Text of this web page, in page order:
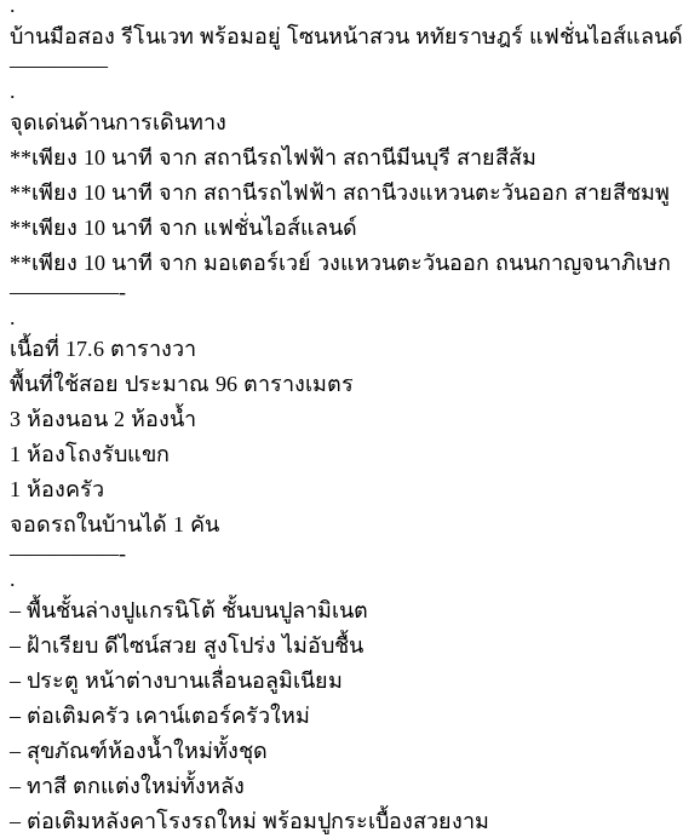
.
บ้านมือสอง รีโนเวท พร้อมอยู่ โซนหน้าสวน หทัยราษฎร์ แฟชั่นไอส์แลนด์
————–
.
จุดเด่นด้านการเดินทาง
**เพียง 10 นาที จาก สถานีรถไฟฟ้า สถานีมีนบุรี สายสีส้ม
**เพียง 10 นาที จาก สถานีรถไฟฟ้า สถานีวงแหวนตะวันออก สายสีชมพู
**เพียง 10 นาที จาก แฟชั่นไอส์แลนด์
**เพียง 10 นาที จาก มอเตอร์เวย์ วงแหวนตะวันออก ถนนกาญจนาภิเษก
—————-
.
เนื้อที่ 17.6 ตารางวา
พื้นที่ใช้สอย ประมาณ 96 ตารางเมตร
3 ห้องนอน 2 ห้องน้ำ
1 ห้องโถงรับแขก
1 ห้องครัว
จอดรถในบ้านได้ 1 คัน
—————-
.
– พื้นชั้นล่างปูแกรนิโต้ ชั้นบนปูลามิเนต
– ฝ้าเรียบ ดีไซน์สวย สูงโปร่ง ไม่อับชื้น
– ประตู หน้าต่างบานเลื่อนอลูมิเนียม
– ต่อเติมครัว เคาน์เตอร์ครัวใหม่
– สุขภัณฑ์ห้องน้ำใหม่ทั้งชุด
– ทาสี ตกแต่งใหม่ทั้งหลัง
– ต่อเติมหลังคาโรงรถใหม่ พร้อมปูกระเบื้องสวยงาม